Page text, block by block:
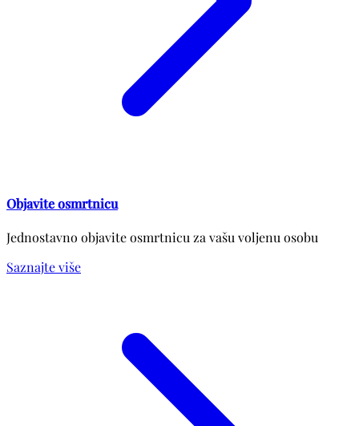
Objavite osmrtnicu
Jednostavno objavite osmrtnicu za vašu voljenu osobu
Saznajte više